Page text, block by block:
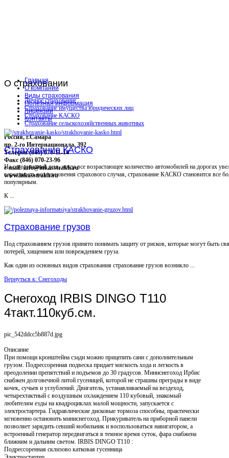
О страховании
Личное страхование
Страхование имущества юридических лиц
Страхование КАСКО
Страхование сельскохозяйственных животных
Россия, г.Самара
пр. 2-го Интернационала, 392
Телефон (846) 070-11-14
Факс (846) 070-23-96
e-mail: info@inkasstrakh.ru
www.inkasstrakh.ru
Главная
О компании
Виды страхования
Полезная информация
Лицензии
Контакты
Страхование КАСКО
На сегодняшний день, когда все возрастающее количество автомобилей на дорогах
вероятность возникновения страхового случая, страхование КАСКО становится все
популярным.
К ...
Страхование грузов
Под страхованием грузов принято понимать защиту от рисков, которые могут быть
потерей, хищением или повреждением груза.
Как один из основных видов страхования страхование грузов возникло ...
Вернуться к: Снегоходы
Снегоход IRBIS DINGO T110
4такт.110куб.см.
pic_542ddcc5b887d.jpg
Описание
При помощи кронштейна сзади можно прицепить сани с дополнительным
грузом. Подрессоренная подвеска придает мягкость хода и легкость в
преодолении препятствий и подъемов до 30 градусов. Миниснегоход Ирбис
снабжен долговечной литой гусеницей, которой не страшны преграды в виде
кочек, сучьев и углублений. Двигатель, устанавливаемый на вездеход,
четырехтактный с воздушным охлаждением 110 кубовый, знакомый
любителям езды на квадроциклах малой мощности, запускается с
электростартера. Гидравлические дисковые тормоза способны, практически
мгновенно остановить миниснегоход. Прикуриватель на приборной панели
позволяет зарядить севший мобильник и воспользоваться навигатором, а
встроенный генератор передвигаться в темное время суток, фара снабжена
ближним и дальним светом. IRBIS DINGO T110 :
Подрессоренная склизово катковая гусенница